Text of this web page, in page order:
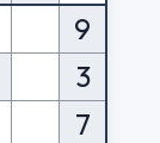
9
3
7